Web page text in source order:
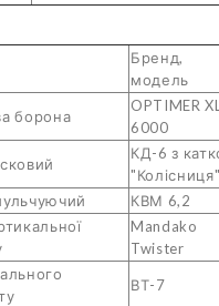
Бренд,
модель
борона
OPTIMER
6000
КД-6 з
КВМ 6,2
Mandako
Twister
ВТ-7